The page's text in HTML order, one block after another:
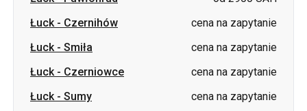
Łuck-Sumy
cena na zapytanie
Łuck-Szostka
cena na zapytanie
Łuck-Kozienice
cena na zapytanie
Łuck-Romny
cena na zapytanie